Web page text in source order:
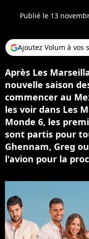
Publié le 13
Ajoutez Volum à vos
Après Les
nouvelle saison
commencer au
les voir dans Les
Monde 6, les
sont partis pour
Ghennam, Greg
l'avion pour la